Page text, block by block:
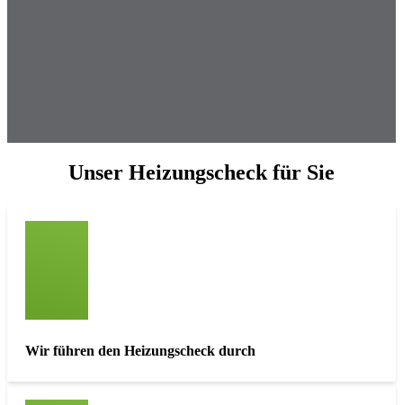
Unser Heizungscheck für Sie
Wir führen den Heizungscheck durch